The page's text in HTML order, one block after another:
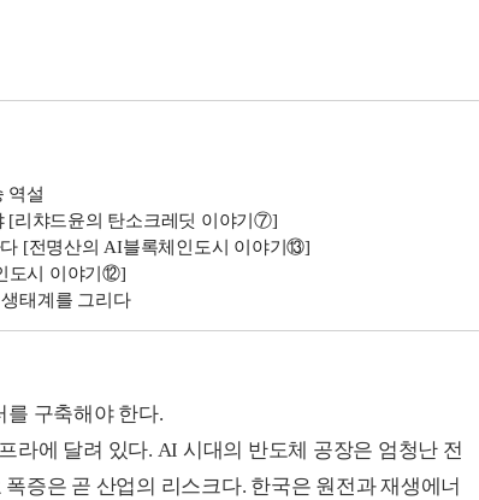
역설
[리챠드윤의 탄소크레딧 이야기⑦]
[전명산의 AI블록체인도시 이야기⑬]
도시 이야기⑫]
태계를 그리다
를 구축해야 한다.
라에 달려 있다. AI 시대의 반도체 공장은 엄청난 전
증은 곧 산업의 리스크다. 한국은 원전과 재생에너